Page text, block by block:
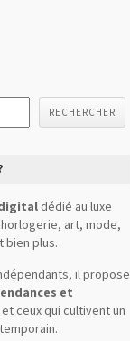
RECHERCHER
dédié au luxe
art, mode,
bien plus.
il propose
et
ceux qui cultivent un